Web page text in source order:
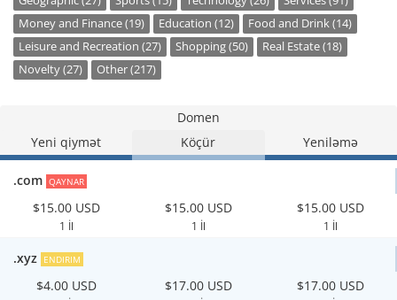
Money and Finance (19)
Education (12)
Food and Drink (14)
Leisure and Recreation (27)
Shopping (50)
Real Estate (18)
Novelty (27)
Other (217)
Domen
Yeni qiymət
Köçür Yeniləmə
.com QAYNAR
$15.00 USD
1 İl
$15.00 USD
1 İl
$15.00 USD
1 İl
.xyz ENDIRIM
$4.00 USD $17.00 USD $17.00 USD